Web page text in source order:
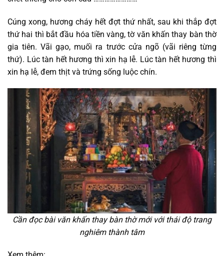
Cúng xong, hương cháy hết đợt thứ nhất, sau khi thắp đợt
thứ hai thì bắt đầu hóa tiền vàng, tờ văn khấn thay bàn thờ
gia tiên. Vãi gạo, muối ra trước cửa ngõ (vãi riêng từng
thứ). Lúc tàn hết hương thì xin hạ lễ. Lúc tàn hết hương thì
xin hạ lễ, đem thịt và trứng sống luộc chín.
Cần đọc bài văn khấn thay bàn thờ mới với thái độ trang
nghiêm thành tâm